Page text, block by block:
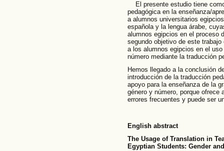
El presente estudio tiene
pedagógica en la enseñanza/
a alumnos universitarios
española y la lengua árabe,
alumnos egipcios en el proceso
segundo objetivo de este
a los alumnos egipcios en el
número mediante la traducción
Hemos llegado a la conclusión
introducción de la traducción
apoyo para la enseñanza de la
género y número, porque ofrece
errores frecuentes y puede ser
English abstract
The Usage of Translation in
Egyptian Students: Gender